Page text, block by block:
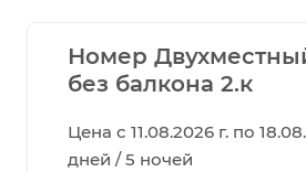
Номер
без балкона 2.к
Цена с 11.08.2026 г. по
дней / 5 ночей